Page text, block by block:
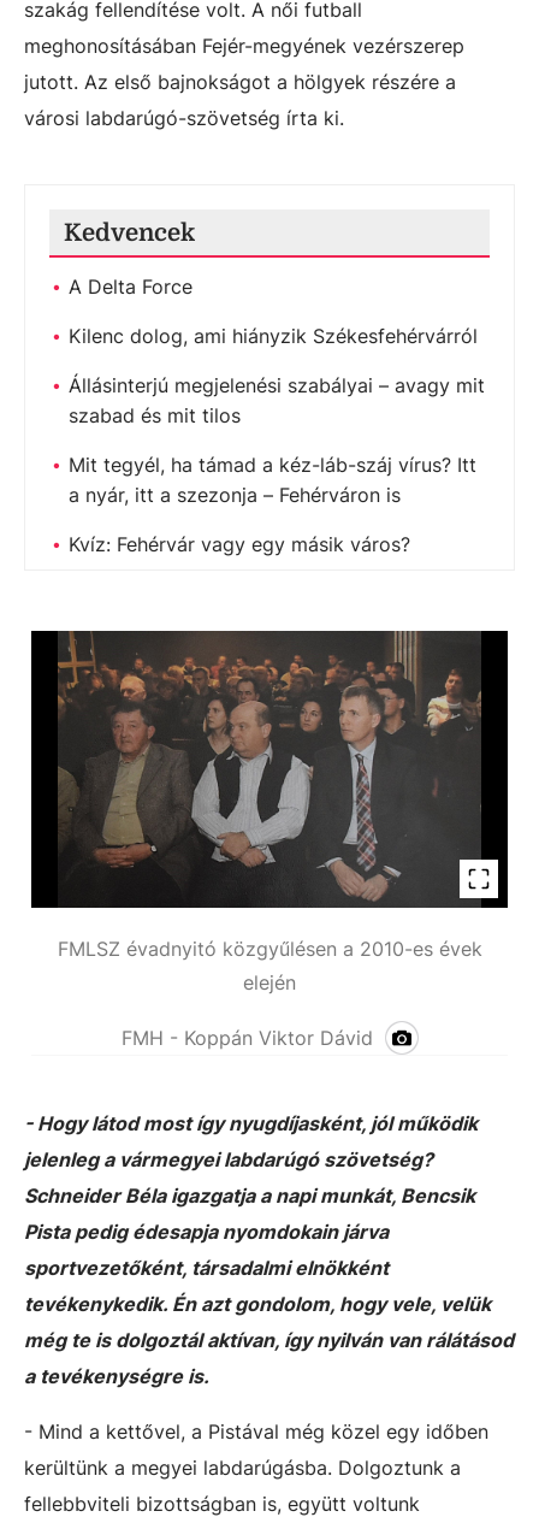
szakág fellendítése volt. A női futball
meghonosításában Fejér-megyének vezérszerep
jutott. Az első bajnokságot a hölgyek részére a
városi labdarúgó-szövetség írta ki.
Kedvencek
A Delta Force
Kilenc dolog, ami hiányzik Székesfehérvárról
Állásinterjú megjelenési szabályai – avagy mit
szabad és mit tilos
Mit tegyél, ha támad a kéz-láb-száj vírus? Itt
a nyár, itt a szezonja – Fehérváron is
Kvíz: Fehérvár vagy egy másik város?
FMLSZ évadnyitó közgyűlésen a 2010-es évek
elején
FMH - Koppán Viktor Dávid
- Hogy látod most így nyugdíjasként, jól működik
jelenleg a vármegyei labdarúgó szövetség?
Schneider Béla igazgatja a napi munkát, Bencsik
Pista pedig édesapja nyomdokain járva
sportvezetőként, társadalmi elnökként
tevékenykedik. Én azt gondolom, hogy vele, velük
még te is dolgoztál aktívan, így nyilván van rálátásod
a tevékenységre is.
- Mind a kettővel, a Pistával még közel egy időben
kerültünk a megyei labdarúgásba. Dolgoztunk a
fellebbviteli bizottságban is, együtt voltunk